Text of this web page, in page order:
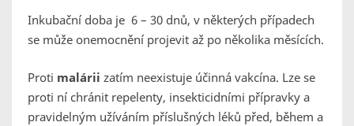
Inkubační doba je 6 – 30 dnů, v některých případech
se může onemocnění projevit až po několika měsících.
Proti malárii zatím neexistuje účinná vakcína. Lze se
proti ní chránit repelenty, insekticidními přípravky a
pravidelným užíváním příslušných léků před, během a